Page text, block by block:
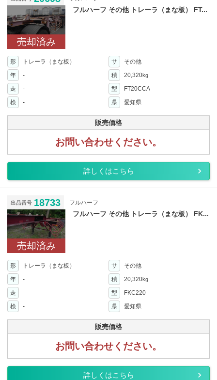
売却済み
フルハーフ その他 トレーラ（まな板） FT...
形 トレーラ（まな板） サ
その他
年
- 積 20,320kg
走 - 型
FT20CCA
検
- 県 愛知県
販売価格
お問い合わせください。
詳しくはこちら
出品番号 18733 フルハーフ
売却済み
フルハーフ その他 トレーラ（まな板） FK...
形 トレーラ（まな板） サ
その他
年
- 積 20,320kg
走 - 型
FKC220
検
- 県 愛知県
販売価格
お問い合わせください。
詳しくはこちら